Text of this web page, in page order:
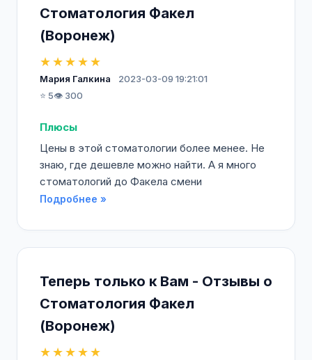
Стоматология Факел
(Воронеж)
★★★★★
Мария Галкина
2023-03-09 19:21:01
⭐ 5👁️ 300
Плюсы
Цены в этой стоматологии более менее. Не
знаю, где дешевле можно найти. А я много
стоматологий до Факела смени
Подробнее »
Теперь только к Вам - Отзывы о
Стоматология Факел
(Воронеж)
★★★★★